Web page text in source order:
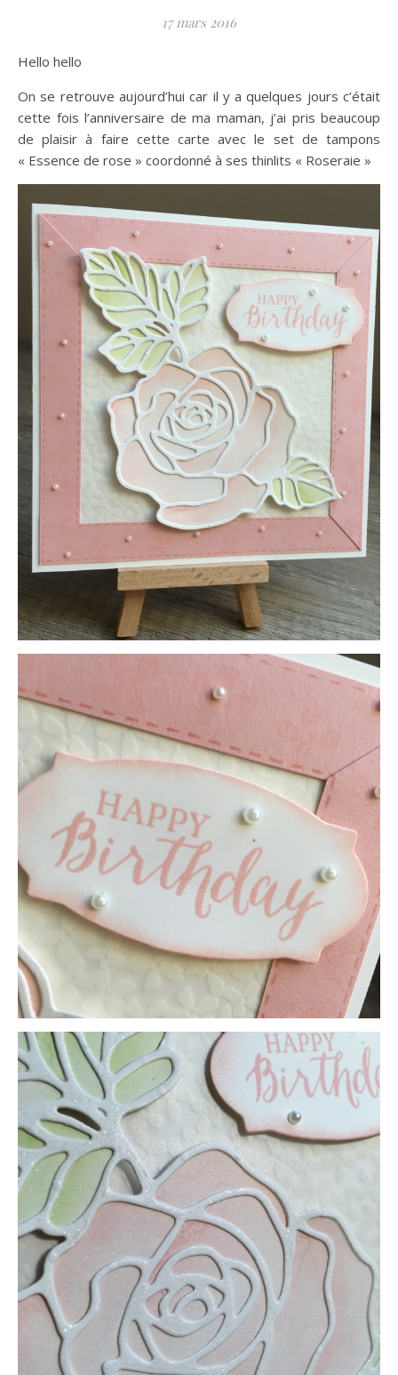
17 mars 2016
Hello hello
On se retrouve aujourd’hui car il y a quelques jours c’était
cette fois l’anniversaire de ma maman, j’ai pris beaucoup
de plaisir à faire cette carte avec le set de tampons
« Essence de rose » coordonné à ses thinlits « Roseraie »